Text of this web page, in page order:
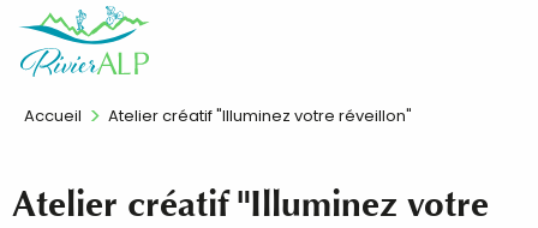
contenu
FR
Accueil Atelier créatif "Illuminez votre réveillon"
Atelier créatif "Illuminez votre